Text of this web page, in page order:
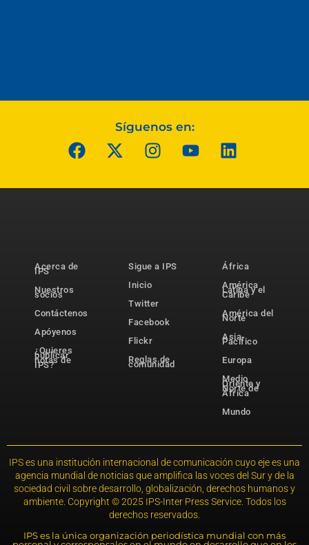
Síguenos en:
Acerca de
IPS
Nuestros
socios
Contáctenos
Apóyenos
¿Quieres
publicar
notas de
IPS?
Sigue a IPS
Inicio
Twitter
Facebook
Flickr
Reglas de
comunidad
África
América
Latina y el
Caribe
América del
Norte
Asia-
Pacífico
Europa
Medio
Oriente y
Norte de
África
Mundo
IPS es una institución internacional de comunicación cuyo eje es una
agencia mundial de noticias que amplifica las voces del Sur y de la
sociedad civil sobre desarrollo, globalización, derechos humanos y
ambiente. Copyright © 2025 IPS-Inter Press Service. Todos los
derechos reservados.
IPS es la única organización periodística mundial con más